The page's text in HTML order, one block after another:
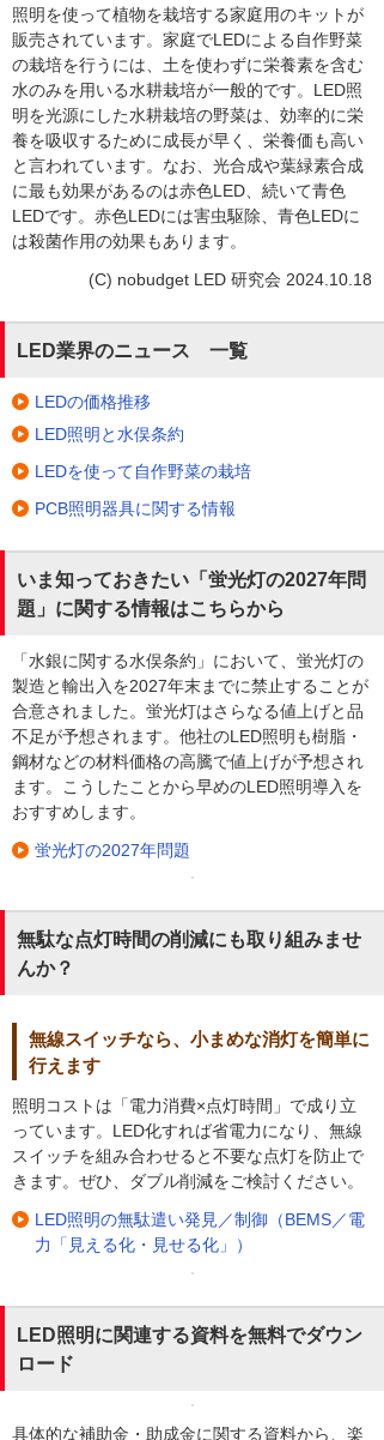
照明を使って植物を栽培する家庭用のキットが
販売されています。家庭でLEDによる自作野菜
の栽培を行うには、土を使わずに栄養素を含む
水のみを用いる水耕栽培が一般的です。LED照
明を光源にした水耕栽培の野菜は、効率的に栄
養を吸収するために成長が早く、栄養価も高い
と言われています。なお、光合成や葉緑素合成
に最も効果があるのは赤色LED、続いて青色
LEDです。赤色LEDには害虫駆除、青色LEDに
は殺菌作用の効果もあります。
(C) nobudget LED 研究会 2024.10.18
LED業界のニュース 一覧
LEDの価格推移
LED照明と水俣条約
LEDを使って自作野菜の栽培
PCB照明器具に関する情報
いま知っておきたい「蛍光灯の2027年問
題」に関する情報はこちらから
「水銀に関する水俣条約」において、蛍光灯の
製造と輸出入を2027年末までに禁止することが
合意されました。蛍光灯はさらなる値上げと品
不足が予想されます。他社のLED照明も樹脂・
鋼材などの材料価格の高騰で値上げが予想され
ます。こうしたことから早めのLED照明導入を
おすすめします。
蛍光灯の2027年問題
無駄な点灯時間の削減にも取り組みませ
んか？
無線スイッチなら、小まめな消灯を簡単に
行えます
照明コストは「電力消費×点灯時間」で成り立
っています。LED化すれば省電力になり、無線
スイッチを組み合わせると不要な点灯を防止で
きます。ぜひ、ダブル削減をご検討ください。
LED照明の無駄遣い発見／制御（BEMS／電
力「見える化・見せる化」）
LED照明に関連する資料を無料でダウン
ロード
具体的な補助金・助成金に関する資料から、楽